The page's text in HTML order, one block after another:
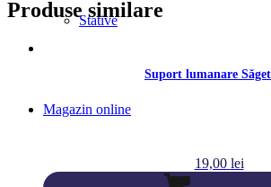
Stative
Magazin online
Produse similare
Suport lumanare
19,00 lei